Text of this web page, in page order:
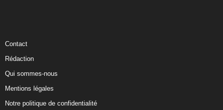
Contact
Rédaction
Qui sommes-nous
Mentions légales
Notre politique de confidentialité